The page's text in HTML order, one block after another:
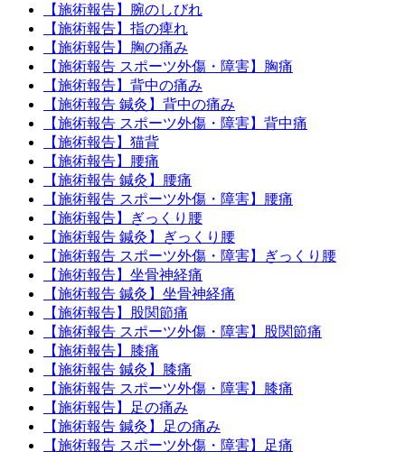
【施術報告】腕のしびれ
【施術報告】指の痺れ
【施術報告】胸の痛み
【施術報告 スポーツ外傷・障害】胸痛
【施術報告】背中の痛み
【施術報告 鍼灸】背中の痛み
【施術報告 スポーツ外傷・障害】背中痛
【施術報告】猫背
【施術報告】腰痛
【施術報告 鍼灸】腰痛
【施術報告 スポーツ外傷・障害】腰痛
【施術報告】ぎっくり腰
【施術報告 鍼灸】ぎっくり腰
【施術報告 スポーツ外傷・障害】ぎっくり腰
【施術報告】坐骨神経痛
【施術報告 鍼灸】坐骨神経痛
【施術報告】股関節痛
【施術報告 スポーツ外傷・障害】股関節痛
【施術報告】膝痛
【施術報告 鍼灸】膝痛
【施術報告 スポーツ外傷・障害】膝痛
【施術報告】足の痛み
【施術報告 鍼灸】足の痛み
【施術報告 スポーツ外傷・障害】足痛